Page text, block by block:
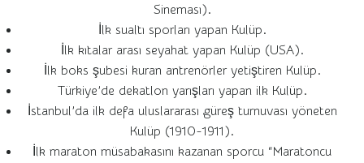
Sineması).
İlk sualtı sporları yapan Kulüp.
İlk kıtalar arası seyahat yapan Kulüp (USA).
İlk boks şubesi kuran antrenörler yetiştiren Kulüp.
Türkiye’de dekatlon yarışları yapan ilk Kulüp.
İstanbul’da ilk defa uluslararası güreş turnuvası yöneten
Kulüp (1910-1911).
İlk maraton müsabakasını kazanan sporcu “Maratoncu